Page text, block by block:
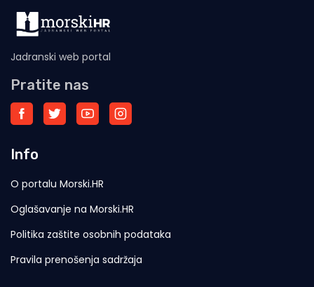
Jadranski web portal
Pratite nas
Info
O portalu Morski.HR
Oglašavanje na Morski.HR
Politika zaštite osobnih podataka
Pravila prenošenja sadržaja